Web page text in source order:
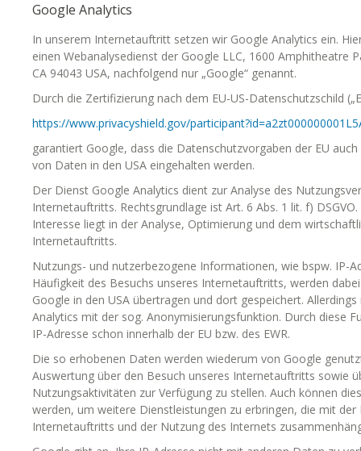
Google Analytics
In unserem Internetauftritt setzen wir Google Analytics ein.
einen Webanalysedienst der Google LLC, 1600 Amphitheatre
CA 94043 USA, nachfolgend nur „Google“ genannt.
Durch die Zertifizierung nach dem EU-US-Datenschutzschild
https://www.privacyshield.gov/
garantiert Google, dass die Datenschutzvorgaben der EU
von Daten in den USA eingehalten werden.
Der Dienst Google Analytics dient zur Analyse des
Internetauftritts. Rechtsgrundlage ist Art. 6 Abs. 1 lit. f)
Interesse liegt in der Analyse, Optimierung und dem
Internetauftritts.
Nutzungs- und nutzerbezogene Informationen, wie bspw. IP-
Häufigkeit des Besuchs unseres Internetauftritts, werden
Google in den USA übertragen und dort gespeichert.
Analytics mit der sog. Anonymisierungsfunktion. Durch diese
IP-Adresse schon innerhalb der EU bzw. des EWR.
Die so erhobenen Daten werden wiederum von Google
Auswertung über den Besuch unseres Internetauftritts sowie
Nutzungsaktivitäten zur Verfügung zu stellen. Auch können
werden, um weitere Dienstleistungen zu erbringen, die mit der
Internetauftritts und der Nutzung des Internets